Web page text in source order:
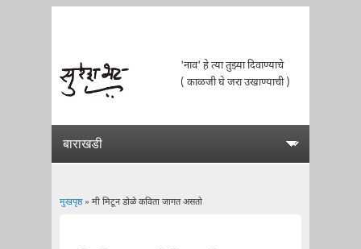
'नाव' हे त्या तुझ्या दिवाण्याचे
( काळजी घे जरा उखाण्याची )
मुखपृष्ठ» मी मिटून डोळे कविता जागत असतो